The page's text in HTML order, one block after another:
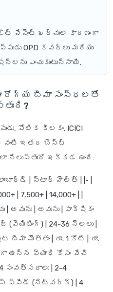
పేషెంట్ ఖర్చుల కారణంగా
OPD కవర్లు మరియు
ఎంచుకుంటున్నాయి.
ఆరోగ్య బీమా సంస్థలతో
పోలిక కీలకం. ICICI
వంటి ఇతర బెస్ట్
ఇక్కడ ఉంది:
లాంబార్డ్ | స్టార్ హెల్త్ | |- |
| 7,500+ | 14,000+ | |
| అవును | పాక్షికం
| 24-36 నెలలు |
బీమా మొత్తం | రూ. 1 కోటి | రూ.
ఉన్న వ్యాధి కోసం వేచి
సంవత్సరాలు | 2-4
స్పీడ్ (నెట్‌వర్క్) | 4